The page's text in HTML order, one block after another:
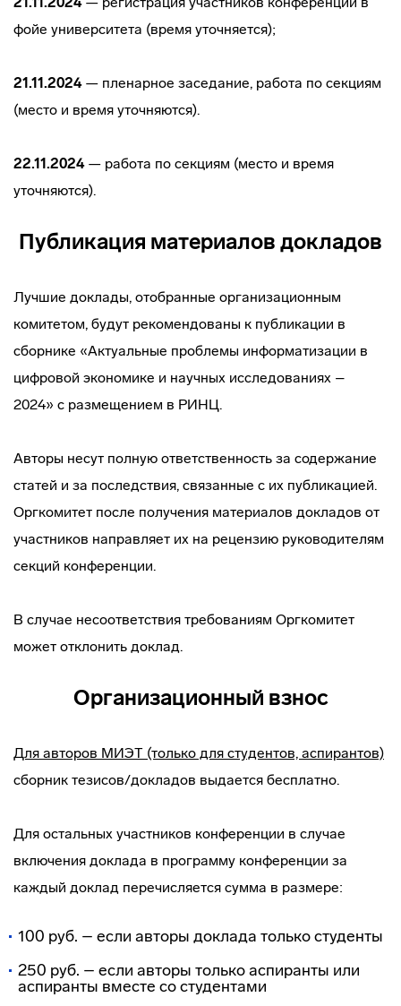
фойе университета (время уточняется);
21.11.2024— пленарное заседание, работа по секциям
(место и время уточняются).
22.11.2024— работа по секциям (место и время
уточняются).
Публикация материалов докладов
Лучшие доклады, отобранные организационным
комитетом, будут рекомендованы к публикации в
сборнике «Актуальные проблемы информатизации в
цифровой экономике и научных исследованиях –
2024» с размещением в РИНЦ.
Авторы несут полную ответственность за содержание
статей и за последствия, связанные с их публикацией.
Оргкомитет после получения материалов докладов от
участников направляет их на рецензию руководителям
секций конференции.
В случае несоответствия требованиям Оргкомитет
может отклонить доклад.
Организационный взнос
Для авторов МИЭТ (только для студентов, аспирантов)
сборник тезисов/докладов выдается бесплатно.
Для остальных участников конференции в случае
включения доклада в программу конференции за
каждый доклад перечисляется сумма в размере:
100 руб. – если авторы доклада только студенты
250 руб. – если авторы только аспиранты или
аспиранты вместе со студентами